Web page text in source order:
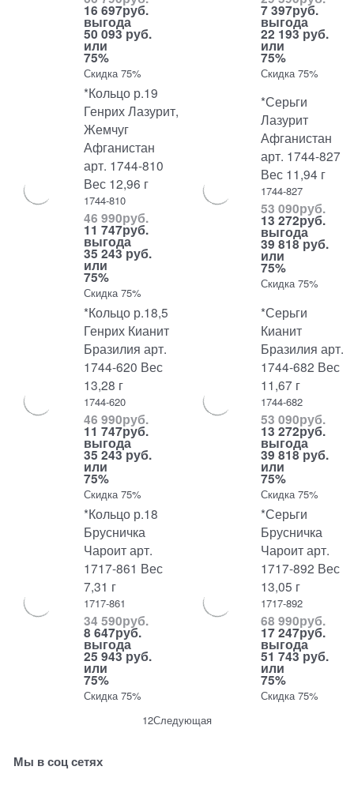
16 697руб.
выгода
50 093 руб.
или
75%
Скидка 75%
7 397руб.
выгода
22 193 руб.
или
75%
Скидка 75%
*Кольцо р.19
Генрих Лазурит,
Жемчуг
Афганистан
арт. 1744-810
Вес 12,96 г
1744-810
46 990руб.
11 747руб.
выгода
35 243 руб.
или
75%
Скидка 75%
*Серьги
Лазурит
Афганистан
арт. 1744-827
Вес 11,94 г
1744-827
53 090руб.
13 272руб.
выгода
39 818 руб.
или
75%
Скидка 75%
*Кольцо р.18,5
Генрих Кианит
Бразилия арт.
1744-620 Вес
13,28 г
1744-620
46 990руб.
11 747руб.
выгода
35 243 руб.
или
75%
Скидка 75%
*Серьги
Кианит
Бразилия арт.
1744-682 Вес
11,67 г
1744-682
53 090руб.
13 272руб.
выгода
39 818 руб.
или
75%
Скидка 75%
*Кольцо р.18
Брусничка
Чароит арт.
1717-861 Вес
7,31 г
1717-861
34 590руб.
8 647руб.
выгода
25 943 руб.
или
75%
Скидка 75%
*Серьги
Брусничка
Чароит арт.
1717-892 Вес
13,05 г
1717-892
68 990руб.
17 247руб.
выгода
51 743 руб.
или
75%
Скидка 75%
12Следующая
Мы в соц сетях